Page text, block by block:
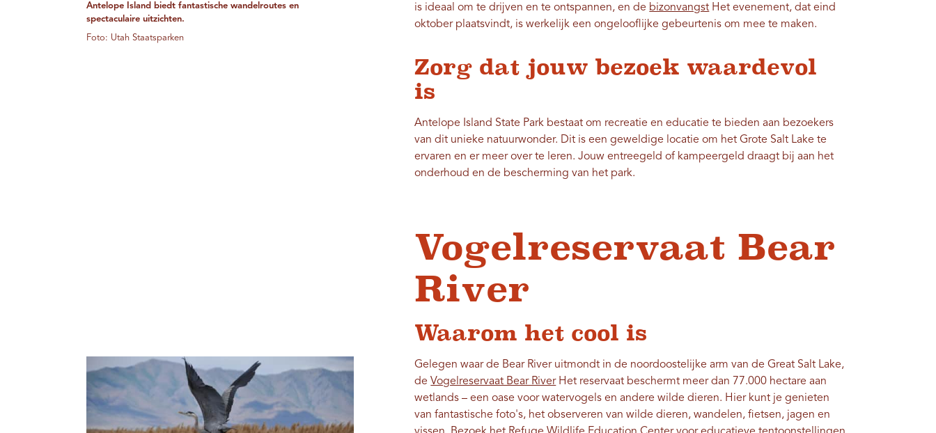
Antelope Island biedt fantastische wandelroutes en
spectaculaire uitzichten.
Foto: Utah Staatsparken
is ideaal om te drijven en te ontspannen, en de bizonvangst Het evenement, dat eind
oktober plaatsvindt, is werkelijk een ongelooflijke gebeurtenis om mee te maken.
Zorg dat jouw bezoek waardevol
is
Antelope Island State Park bestaat om recreatie en educatie te bieden aan bezoekers
van dit unieke natuurwonder. Dit is een geweldige locatie om het Grote Salt Lake te
ervaren en er meer over te leren. Jouw entreegeld of kampeergeld draagt ​​bij aan het
onderhoud en de bescherming van het park.
Vogelreservaat Bear
River
Waarom het cool is
Gelegen waar de Bear River uitmondt in de noordoostelijke arm van de Great Salt Lake,
deVogelreservaat Bear RiverHet reservaat beschermt meer dan 77.000 hectare aan
wetlands – een oase voor watervogels en andere wilde dieren. Hier kunt je genieten
van fantastische foto's, het observeren van wilde dieren, wandelen, fietsen, jagen en